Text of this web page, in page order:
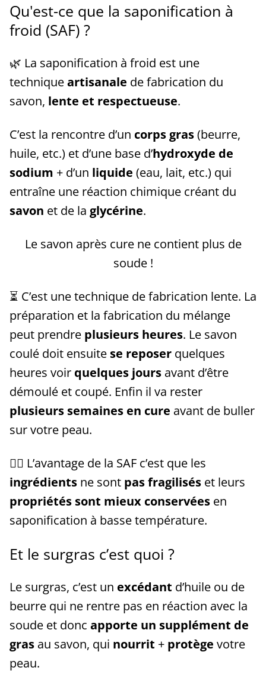
Qu'est-ce que la saponification à
froid (SAF) ?
🌿 La saponification à froid est une
techniqueartisanale de fabrication du
savon, lente et respectueuse.
C’est la rencontre d’un corps gras(beurre,
huile, etc.) et d’une base d’hydroxyde de
sodium + d’un liquide (eau, lait, etc.) qui
entraîne une réaction chimique créant du
savon et de la glycérine.
Le savon après cure ne contient plus de
soude !
⏳ C’est une technique de fabrication lente. La
préparation et la fabrication du mélange
peut prendre plusieurs heures. Le savon
coulé doit ensuite se reposer quelques
heures voir quelques jours avant d’être
démoulé et coupé. Enfin il va rester
plusieurs semaines en cure avant de buller
sur votre peau.
👌🏼 L’avantage de la SAF c’est que les
ingrédients ne sont pas fragilisés et leurs
propriétés sont mieux conservées en
saponification à basse température.
Et le surgras c’est quoi ?
Le surgras, c’est un excédant d’huile ou de
beurre qui ne rentre pas en réaction avec la
soude et donc apporte un supplément de
gras au savon, qui nourrit + protège votre
peau.